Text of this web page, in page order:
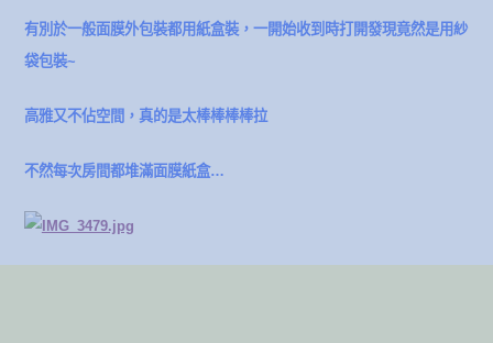
有別於一般面膜外包裝都用紙盒裝，一開始收到時打開發現竟然是用紗
袋包裝~
高雅又不佔空間，真的是太棒棒棒棒拉
不然每次房間都堆滿面膜紙盒…